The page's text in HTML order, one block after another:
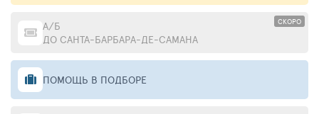
СКОРО
А/Б
ДО САНТА-БАРБАРА-ДЕ-САМАНА
ПОМОЩЬ В ПОДБОРЕ